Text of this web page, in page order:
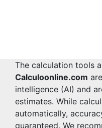
The calculation tools
Calculoonline.com
intelligence (AI) and
estimates. While
automatically,
guaranteed. We